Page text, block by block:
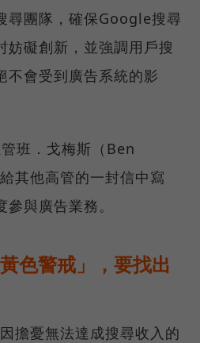
尋團隊，確保Google搜尋
妨礙創新，並強調用戶搜
不會受到廣告系統的影
班．戈梅斯（Ben
其他高管的一封信中寫
與廣告業務。
色警戒」，要找出
擔憂無法達成搜尋收入的